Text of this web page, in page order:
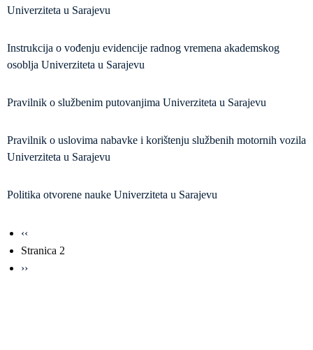
Univerziteta u Sarajevu
Instrukcija o vođenju evidencije radnog vremena akademskog
osoblja Univerziteta u Sarajevu
Pravilnik o službenim putovanjima Univerziteta u Sarajevu
Pravilnik o uslovima nabavke i korištenju službenih motornih vozila
Univerziteta u Sarajevu
Politika otvorene nauke Univerziteta u Sarajevu
Obilježavanje
strana
Prethodna
stranica
‹‹
Stranica 2
Sljedeća
››